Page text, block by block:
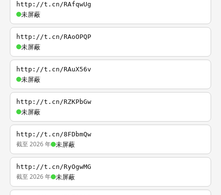
http://t.cn/RAfqwUg
未屏蔽
http://t.cn/RAoOPQP
未屏蔽
http://t.cn/RAuX56v
未屏蔽
http://t.cn/RZKPbGw
未屏蔽
http://t.cn/8FDbmQw
截至 2026 年 未屏蔽
http://t.cn/RyOgwMG
截至 2026 年 未屏蔽